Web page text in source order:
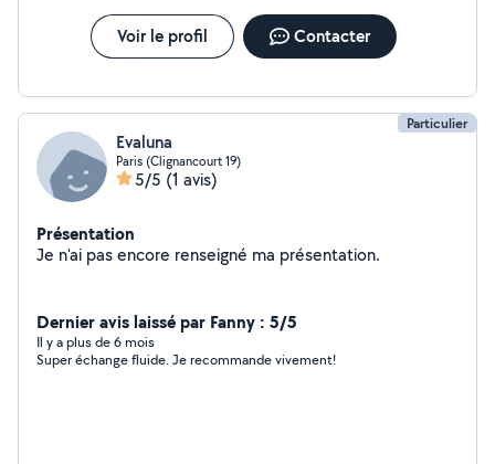
Voir le profil Contacter
Particulier
Evaluna
Paris (Clignancourt 19)
5/5 (1 avis)
Présentation
Je n'ai pas encore renseigné ma présentation.
Dernier avis laissé par Fanny : 5/5
Il y a plus de 6 mois
Super échange fluide. Je recommande vivement!